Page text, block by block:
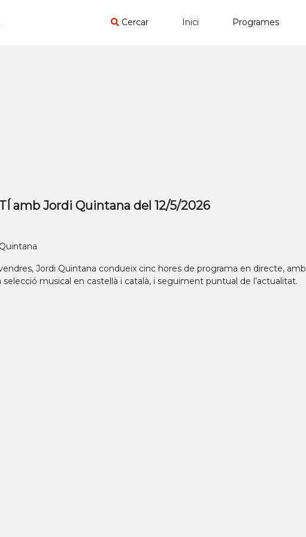
Cercar Inici Programes
amb Jordi Quintana del 12/5/2026
Jordi Quintana condueix cinc hores de programa en directe, amb
musical en castellà i català, i seguiment puntual de l’actualitat.